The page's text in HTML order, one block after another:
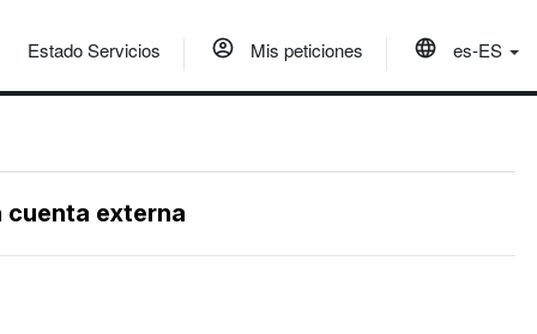
Estado Servicios Mis peticiones es-ES
cuenta externa